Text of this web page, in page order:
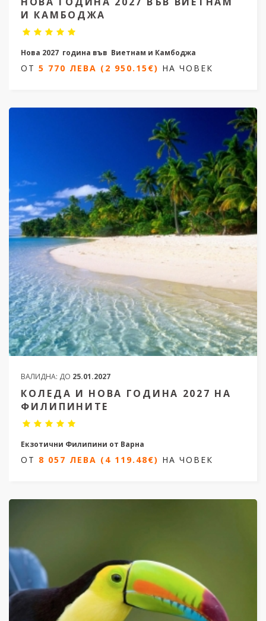
И КАМБОДЖА
Нова 2027 година във Виетнам и Камбоджа
12 нощувки/ 14 дни
5 770 ЛЕВА (2 950.15€)НА ЧОВЕК
ОТ 5 770 ЛЕВА (2 950.15€) НА ЧОВЕК
ВАЛИДНА: ДО 25.01.2027
КОЛЕДА И НОВА ГОДИНА 2027 НА
ФИЛИПИНИТЕ
Екзотични Филипини от Варна
15 дни / 12 нощувки
ОТ 8 057 ЛЕВА (4 119.48€) НА ЧОВЕК